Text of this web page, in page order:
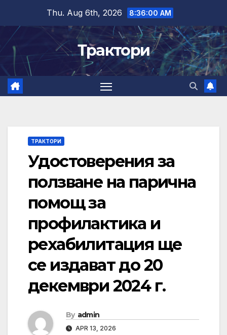
content
Thu. Aug 6th, 2026 8:36:01 AM
Трактори
ТРАКТОРИ
Удостоверения за
ползване на парична
помощ за
профилактика и
рехабилитация ще
се издават до 20
декември 2024 г.
By admin
APR 13, 2026